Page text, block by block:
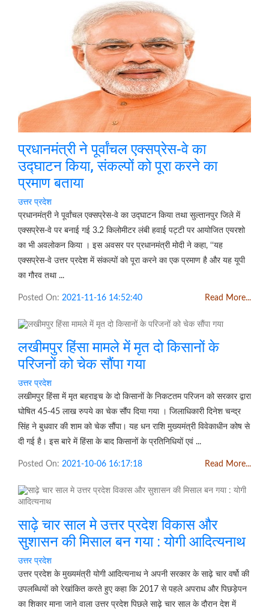
प्रधानमंत्री ने पूर्वांचल एक्सप्रेस-वे का
उद्घाटन किया, संकल्पों को पूरा करने का
प्रमाण बताया
उत्तर प्रदेश
प्रधानमंत्री ने पूर्वांचल एक्सप्रेस-वे का उद्घाटन किया तथा सुल्तानपुर जिले में
एक्सप्रेस-वे पर बनाई गई 3.2 किलोमीटर लंबी हवाई पट्टी पर आयोजित एयरशो
का भी अवलोकन किया । इस अवसर पर प्रधानमंत्री मोदी ने कहा, ‘‘यह
एक्सप्रेस-वे उत्तर प्रदेश में संकल्पों को पूरा करने का एक प्रमाण है और यह यूपी
का गौरव तथा ...
Posted On: 2021-11-16 14:52:40 Read More...
लखीमपुर हिंसा मामले में मृत दो किसानों के
परिजनों को चेक सौंपा गया
उत्तर प्रदेश
लखीमपुर हिंसा में मृत बहराइच के दो किसानों के निकटतम परिजन को सरकार द्वारा
घोषित 45-45 लाख रुपये का चेक सौंप दिया गया । जिलाधिकारी दिनेश चन्द्र
सिंह ने बुधवार की शाम को चेक सौंपा। यह धन राशि मुख्यमंत्री विवेकाधीन कोष से
दी गई है। इस बारे में हिंसा के बाद किसानों के प्रतिनिधियों एवं ...
Posted On: 2021-10-06 16:17:18 Read More...
साढ़े चार साल मे उत्तर प्रदेश विकास और
सुशासन की मिसाल बन गया : योगी आदित्यनाथ
उत्तर प्रदेश
उत्तर प्रदेश के मुख्यमंत्री योगी आदित्यनाथ ने अपनी सरकार के साढ़े चार वर्षो की
उपलब्धियों को रेखांकित करते हुए कहा कि 2017 से पहले अपराध और पिछड़ेपन
का शिकार माना जाने वाला उत्तर प्रदेश पिछले साढ़े चार साल के दौरान देश में